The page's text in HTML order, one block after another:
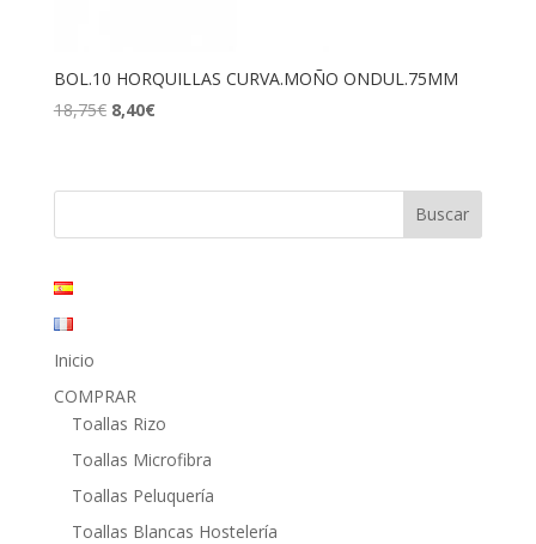
BOL.10 HORQUILLAS CURVA.MOÑO ONDUL.75MM
18,75€ El
era:
8,40€El
es:
Inicio
COMPRAR
Toallas Rizo
Toallas Microfibra
Toallas Peluquería
Toallas Blancas Hostelería